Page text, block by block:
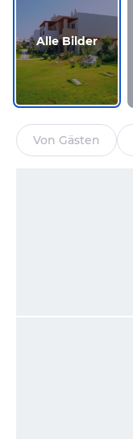
Alle Bilder
Von Gästen